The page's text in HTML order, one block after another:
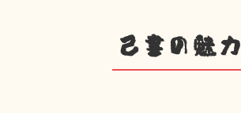
己書の魅力